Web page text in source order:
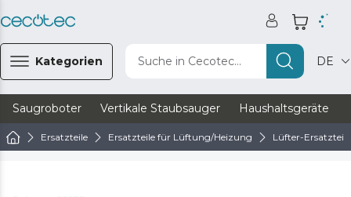
Kategorien Suche in Cecotec... DE
Saugroboter Vertikale Staubsauger Haushaltsgeräte
Ersatzteile Ersatzteile für Lüftung/Heizung Lüfter-Ersatzteile